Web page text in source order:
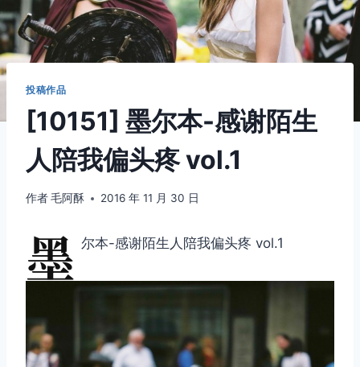
投稿作品
[10151] 墨尔本-感谢陌生
人陪我偏头疼 vol.1
作者毛阿酥 2016 年 11 月 30 日
墨 尔本-感谢陌生人陪我偏头疼 vol.1